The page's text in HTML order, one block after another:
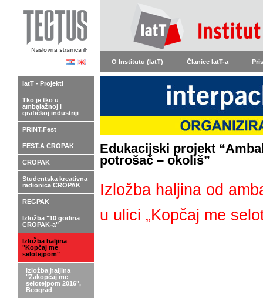
O Institutu (IatT) Članice IatT-a
Edukacijski projekt
potrošač – okoliš”
Izložba haljina od
u ulici „Kopčaj me
IatT - Projekti
Tko je tko u
ambalažnoj i
grafičkoj industriji
PRINT.Fest
FEST.A CROPAK
CROPAK
Studentska kreativna
radionica CROPAK
REGPAK
Izložba "10 godina
CROPAK-a"
Izložba haljina
"Kopčaj me
selotejpom"
Izložba haljina
"Zakopčaj me
selotejpom 2016",
Beograd